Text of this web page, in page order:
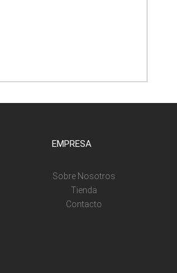
EMPRESA
Sobre Nosotros
Tienda
Contacto